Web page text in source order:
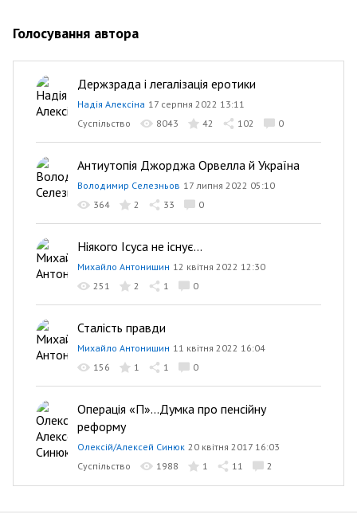
Голосування автора
Держзрада і легалізація еротики
Надія Алексіна 17 серпня 2022 13:11
Суспільство
8043 42 102 0
Антиутопія Джорджа Орвелла й Україна
Володимир Селезньов 17 липня 2022 05:10
364
2 33 0
Ніякого Ісуса не існує...
Михайло Антонишин 12 квітня 2022 12:30
251
2 1 0
Сталість правди
Михайло Антонишин 11 квітня 2022 16:04
156
1 1 0
Операція «П»...Думка про пенсійну
реформу
Олексій/Алексей Синюк 20 квітня 2017 16:03
Суспільство
1988 1 11 2